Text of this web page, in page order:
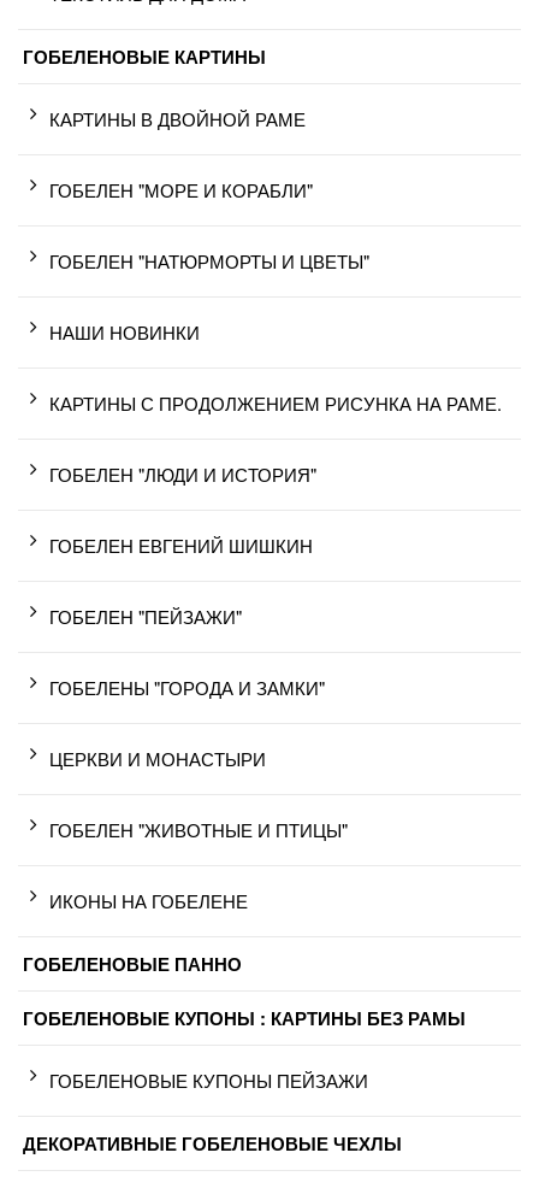
ГОБЕЛЕНОВЫЕ КАРТИНЫ
КАРТИНЫ В ДВОЙНОЙ РАМЕ
ГОБЕЛЕН "МОРЕ И КОРАБЛИ"
ГОБЕЛЕН "НАТЮРМОРТЫ И ЦВЕТЫ"
НАШИ НОВИНКИ
КАРТИНЫ С ПРОДОЛЖЕНИЕМ РИСУНКА НА РАМЕ.
ГОБЕЛЕН "ЛЮДИ И ИСТОРИЯ"
ГОБЕЛЕН ЕВГЕНИЙ ШИШКИН
ГОБЕЛЕН "ПЕЙЗАЖИ"
ГОБЕЛЕНЫ "ГОРОДА И ЗАМКИ"
ЦЕРКВИ И МОНАСТЫРИ
ГОБЕЛЕН "ЖИВОТНЫЕ И ПТИЦЫ"
ИКОНЫ НА ГОБЕЛЕНЕ
ГОБЕЛЕНОВЫЕ ПАННО
ГОБЕЛЕНОВЫЕ КУПОНЫ : КАРТИНЫ БЕЗ РАМЫ
ГОБЕЛЕНОВЫЕ КУПОНЫ ПЕЙЗАЖИ
ДЕКОРАТИВНЫЕ ГОБЕЛЕНОВЫЕ ЧЕХЛЫ